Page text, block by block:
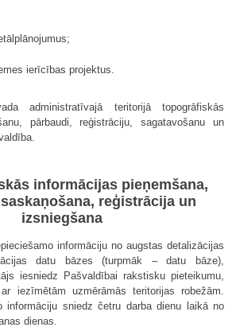
ierīcības projektus.
administratīvajā teritorijā topogrāfiskās
pārbaudi, reģistrāciju, sagatavošanu un
informācijas pieņemšana,
reģistrācija un
izsniegšana
informāciju no augstas detalizācijas
datu bāzes (turpmāk – datu bāze),
iesniedz Pašvaldībai rakstisku pieteikumu,
iezīmētām uzmērāmās teritorijas robežām.
informāciju sniedz četru darba dienu laikā no
dienas.